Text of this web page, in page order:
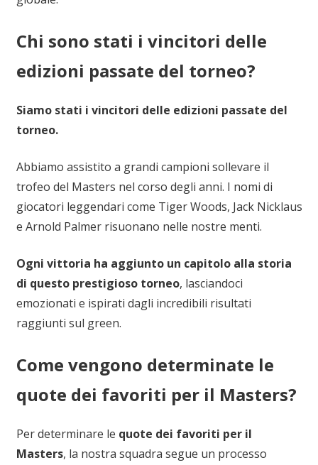
Chi sono stati i vincitori delle
edizioni passate del torneo?
Siamo stati i vincitori delle edizioni passate del
torneo.
Abbiamo assistito a grandi campioni sollevare il
trofeo del Masters nel corso degli anni. I nomi di
giocatori leggendari come Tiger Woods, Jack Nicklaus
e Arnold Palmer risuonano nelle nostre menti.
Ogni vittoria ha aggiunto un capitolo alla storia
di questo prestigioso torneo, lasciandoci
emozionati e ispirati dagli incredibili risultati
raggiunti sul green.
Come vengono determinate le
quote dei favoriti per il Masters?
Per determinare le quote dei favoriti per il
Masters, la nostra squadra segue un processo